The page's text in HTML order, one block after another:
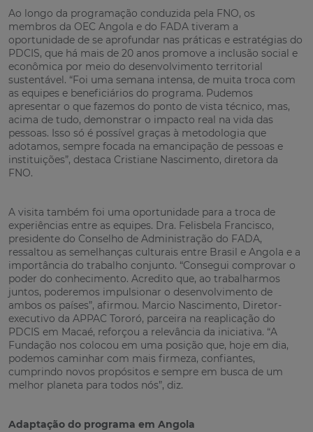
Ao longo da programação conduzida pela FNO, os
membros da OEC Angola e do FADA tiveram a
oportunidade de se aprofundar nas práticas e estratégias do
PDCIS, que há mais de 20 anos promove a inclusão social e
econômica por meio do desenvolvimento territorial
sustentável. “Foi uma semana intensa, de muita troca com
as equipes e beneficiários do programa. Pudemos
apresentar o que fazemos do ponto de vista técnico, mas,
acima de tudo, demonstrar o impacto real na vida das
pessoas. Isso só é possível graças à metodologia que
adotamos, sempre focada na emancipação de pessoas e
instituições”, destaca Cristiane Nascimento, diretora da
FNO.
A visita também foi uma oportunidade para a troca de
experiências entre as equipes. Dra. Felisbela Francisco,
presidente do Conselho de Administração do FADA,
ressaltou as semelhanças culturais entre Brasil e Angola e a
importância do trabalho conjunto. “Consegui comprovar o
poder do conhecimento. Acredito que, ao trabalharmos
juntos, poderemos impulsionar o desenvolvimento de
ambos os países”, afirmou. Marcio Nascimento, Diretor-
executivo da APPAC Tororó, parceira na reaplicação do
PDCIS em Macaé, reforçou a relevância da iniciativa. “A
Fundação nos colocou em uma posição que, hoje em dia,
podemos caminhar com mais firmeza, confiantes,
cumprindo novos propósitos e sempre em busca de um
melhor planeta para todos nós”, diz.
Adaptação do programa em Angola